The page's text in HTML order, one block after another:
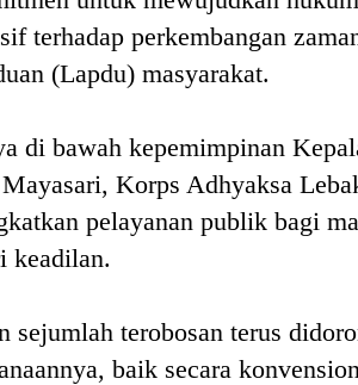
terhadap perkembangan
(Lapdu) masyarakat.
di bawah kepemimpinan
Korps Adhyaksa
pelayanan publik bagi
keadilan.
sejumlah terobosan terus
baik secara